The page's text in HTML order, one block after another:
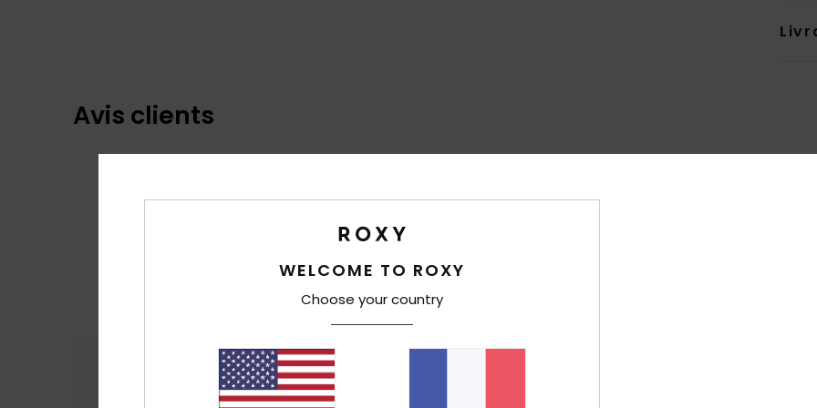
Avis clients
Confort
4.6
WELCOME TO ROXY
Choose your country